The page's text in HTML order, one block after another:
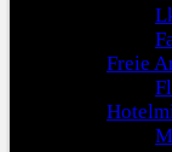
Freie